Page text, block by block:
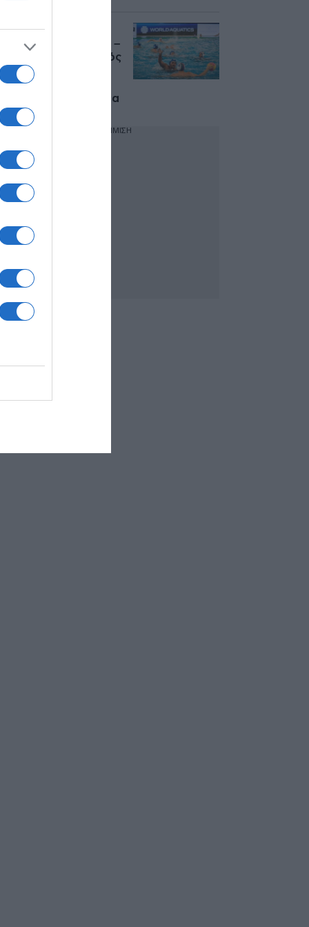
μεταδόσεις: Ελλάδα –
Ιταλία και Ολυμπιακός
Άλκμααρ
ξεχωρίζουν στο
σημερινό πρόγραμμα
ΔΙΑΦΗΜΙΣΗ